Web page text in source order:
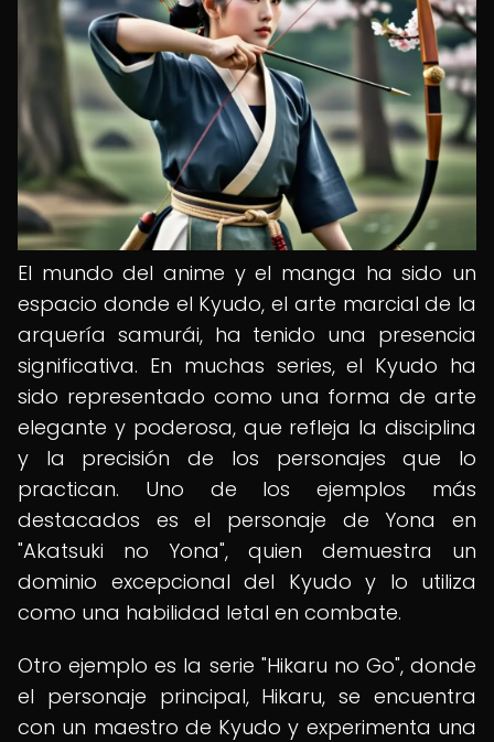
El mundo del anime y el manga ha sido un
espacio donde el Kyudo, el arte marcial de la
arquería samurái, ha tenido una presencia
significativa. En muchas series, el Kyudo ha
sido representado como una forma de arte
elegante y poderosa, que refleja la disciplina
y la precisión de los personajes que lo
practican. Uno de los ejemplos más
destacados es el personaje de Yona en
"Akatsuki no Yona", quien demuestra un
dominio excepcional del Kyudo y lo utiliza
como una habilidad letal en combate.
Otro ejemplo es la serie "Hikaru no Go", donde
el personaje principal, Hikaru, se encuentra
con un maestro de Kyudo y experimenta una